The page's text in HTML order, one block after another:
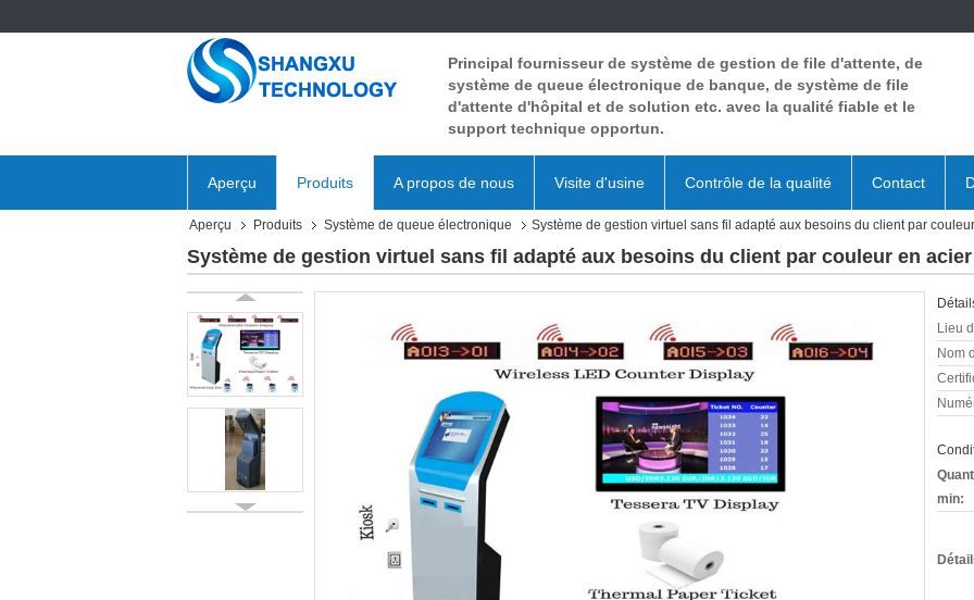
Principal fournisseur de système de gestion de file d'attente, de
système de queue électronique de banque, de système de file
d'attente d'hôpital et de solution etc. avec la qualité fiable et le
support technique opportun.
Aperçu Produits A propos de nous Visite d'usine Contrôle de la qualité Contact
Aperçu Produits Système de queue électronique Système de gestion virtuel sans fil adapté aux besoins du client par
Système de gestion virtuel sans fil adapté aux besoins du client par couleur en
Lieu
Nom
min: